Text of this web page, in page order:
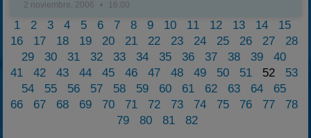
2 noviembre, 2006 16:00
1 2 3 4 5 6 7 8 9 10 11 12 13 14
15
16
17 18 19 20 21 22 23 24 25 26 27
28
29
30 31 32 33 34 35 36 37 38 39
40
41
42 43 44 45 46 47 48 49 50 51 52
53
54
55 56 57 58 59 60 61 62 63 64
65
66
67 68 69 70 71 72 73 74 75 76 77
78
79
80 81 82